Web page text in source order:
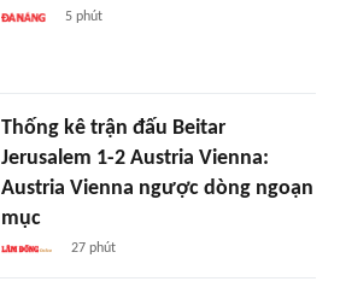
5 phút
Thống kê trận đấu Beitar
Jerusalem 1-2 Austria Vienna:
Austria Vienna ngược dòng ngoạn
mục
27 phút